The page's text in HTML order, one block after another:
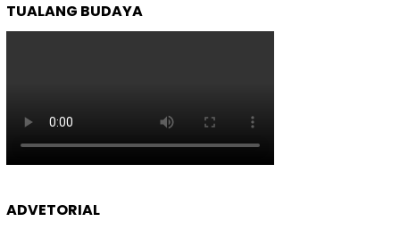
TUALANG BUDAYA
ADVETORIAL